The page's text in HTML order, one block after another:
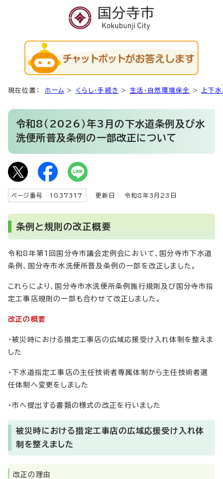
現在位置： ホーム > くらし・手続き > 生活・自然環境保全 > 上下
令和8（2026）年3月の下水道条例及び水
洗便所普及条例の一部改正について
ページ番号 1037317 更新日 令和8年3月23日
条例と規則の改正概要
令和8年第1回国分寺市議会定例会において、国分寺市下水道
条例、国分寺市水洗便所普及条例の一部を改正しました。
これらにより、国分寺市水洗便所条例施行規則及び国分寺市指
定工事店規則の一部も合わせて改正しました。
改正の概要
・被災時における措定工事店の広域応援受け入れ体制を整えま
した
・下水道指定工事店の主任技術者専属体制から主任技術者選
任体制へ変更をしました
・市へ提出する書類の様式の改正を行いました
被災時における措定工事店の広域応援受け入れ体
制を整えました
改正の理由